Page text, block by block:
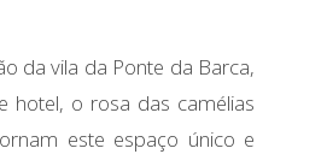
da vila da Ponte da Barca,
hotel, o rosa das camélias
este espaço único e